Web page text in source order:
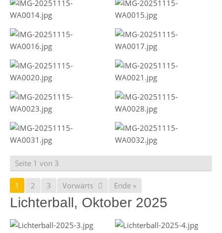
Seite 1 von 3
1 2 3 Vorwärts Ende »
Lichterball, Oktober 2025